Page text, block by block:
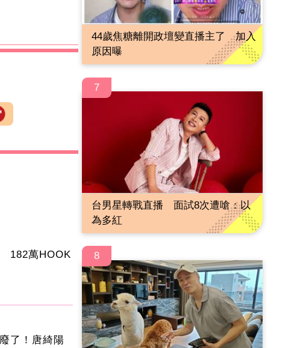
182萬HOOK
了！唐綺陽
44歲焦糖離開政壇變直播主了 加入
原因曝
7
台男星轉戰直播 面試8次遭嗆：以
為多紅
8